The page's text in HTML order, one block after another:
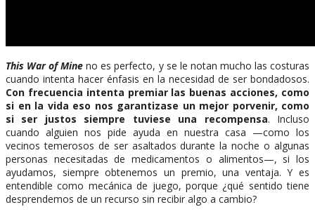
This War of Mine no es perfecto, y se le notan mucho las costuras
cuando intenta hacer énfasis en la necesidad de ser bondadosos.
Con frecuencia intenta premiar las buenas acciones, como
si en la vida eso nos garantizase un mejor porvenir, como
si ser justos siempre tuviese una recompensa. Incluso
cuando alguien nos pide ayuda en nuestra casa —como los
vecinos temerosos de ser asaltados durante la noche o algunas
personas necesitadas de medicamentos o alimentos—, si los
ayudamos, siempre obtenemos un premio, una ventaja. Y es
entendible como mecánica de juego, porque ¿qué sentido tiene
desprendemos de un recurso sin recibir algo a cambio?